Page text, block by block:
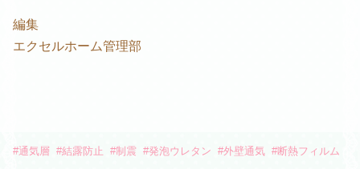
編集
エクセルホーム管理部
#通気層 #結露防止 #制震 #発泡ウレタン #外壁通気 #断熱フィルム